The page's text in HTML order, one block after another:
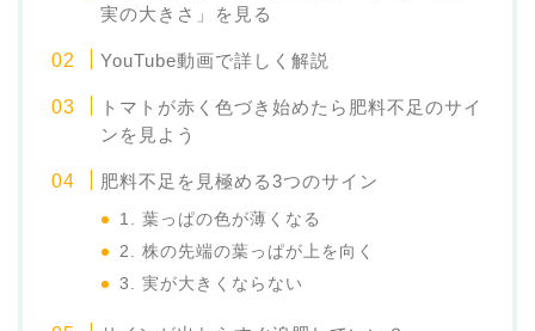
実の大きさ」を見る
YouTube動画で詳しく解説
トマトが赤く色づき始めたら肥料不足のサイ
ンを見よう
肥料不足を見極める3つのサイン
1. 葉っぱの色が薄くなる
2. 株の先端の葉っぱが上を向く
3. 実が大きくならない